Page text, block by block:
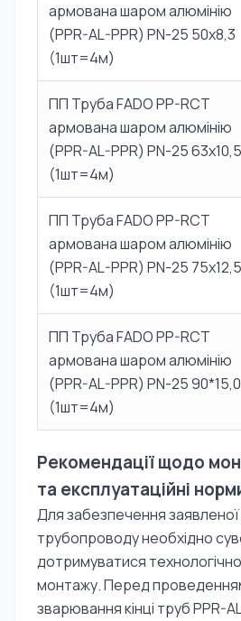
армована шаром алюмінію
(PPR-AL-PPR) PN-25 50х8,3
(1шт=4м)
ПП Труба FADO PP-RCT
армована шаром алюмінію
(PPR-AL-PPR) PN-25 63х10,5
(1шт=4м)
ПП Труба FADO PP-RCT
армована шаром алюмінію
(PPR-AL-PPR) PN-25 75х12,5
(1шт=4м)
ПП Труба FADO PP-RCT
армована шаром алюмінію
(PPR-AL-PPR) PN-25 90*15,0
(1шт=4м)
Рекомендації щодо
та експлуатаційні
Для забезпечення заявленої
трубопроводу необхідно
дотримуватися
монтажу. Перед
зварювання кінці труб PPR-